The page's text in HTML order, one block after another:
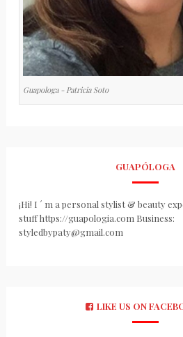
Guapologa - Patricia Soto
GUAPÓLOGA
¡Hi! I ´ m a personal stylist & beauty
stuff https://guapologia.com Business:
styledbypaty@gmail.com
LIKE US ON